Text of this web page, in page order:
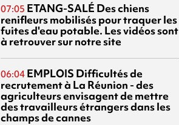
07:05 ETANG-SALÉ Des chiens
renifleurs mobilisés pour traquer les
fuites d'eau potable. Les vidéos sont
à retrouver sur notre site
06:04 EMPLOIS Difficultés de
recrutement à La Réunion - des
agriculteurs envisagent de mettre
des travailleurs étrangers dans les
champs de cannes